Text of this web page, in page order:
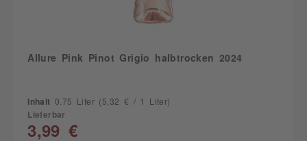
Allure Pink Pinot Grigio halbtrocken 2024
Inhalt 0.75 Liter (5,32 € / 1 Liter)
Lieferbar
3,99 €